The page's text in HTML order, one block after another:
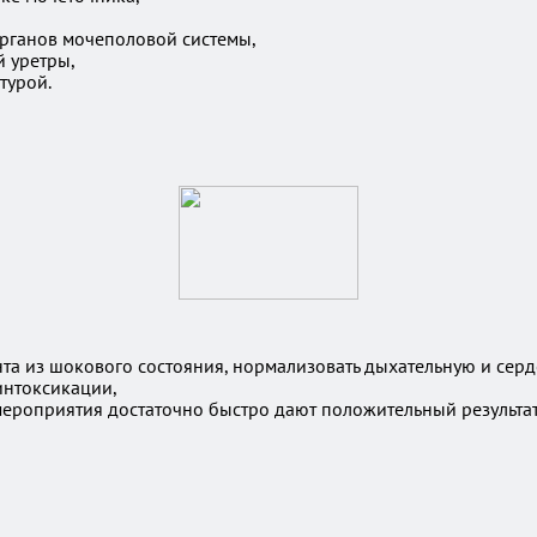
мочеполовой системы,
уретры,
из шокового состояния, нормализовать дыхательную и
достаточно быстро дают положительный